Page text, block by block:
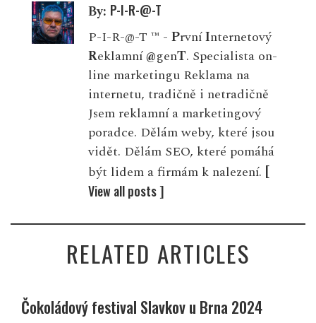
By: P-I-R-@-T
P-I-R-@-T ™ - PrvníInternetový
Reklamní@genT. Specialista on-
line marketingu Reklama na
internetu, tradičně i netradičně
Jsem reklamní a marketingový
poradce. Dělám weby, které jsou
vidět. Dělám SEO, které pomáhá
být lidem a firmám k nalezení. [
View all posts ]
RELATED ARTICLES
Čokoládový festival Slavkov u Brna 2024